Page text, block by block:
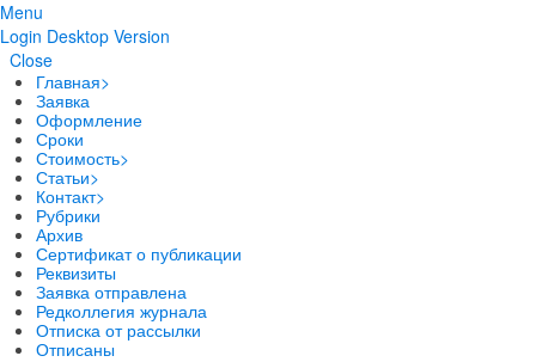
Menu
Login Desktop Version
Close
Главная>
Заявка
Оформление
Сроки
Стоимость>
Статьи>
Контакт>
Рубрики
Архив
Сертификат о публикации
Реквизиты
Заявка отправлена
Редколлегия журнала
Отписка от рассылки
Отписаны